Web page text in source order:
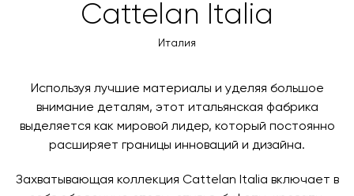
Cattelan Italia
Италия
Используя лучшие материалы и уделяя большое
внимание деталям, этот итальянская фабрика
выделяется как мировой лидер, который постоянно
расширяет границы инноваций и дизайна.
Захватывающая коллекция Cattelan Italia включает в